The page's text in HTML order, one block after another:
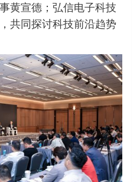
黄宣德；弘信电子科技
共同探讨科技前沿趋势